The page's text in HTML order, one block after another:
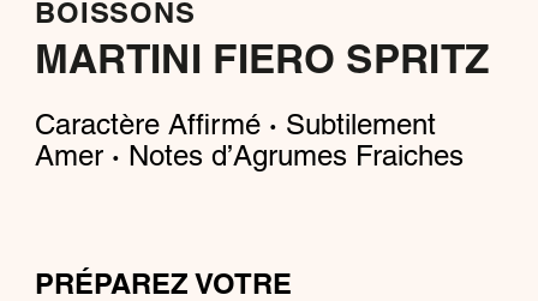
BOISSONS
MARTINI FIERO SPRITZ
Caractère Affirmé · Subtilement
Amer · Notes d’Agrumes Fraiches
PRÉPAREZ VOTRE